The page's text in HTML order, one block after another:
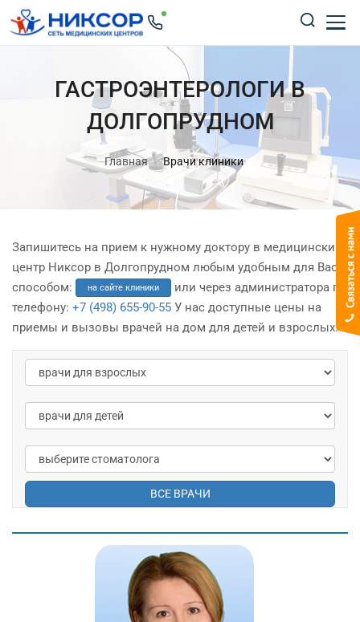
ГАСТРОЭНТЕРОЛОГИ В
ДОЛГОПРУДНОМ
Главная Врачи клиники
Запишитесь на прием к нужному доктору в медицинский
центр Никсор в Долгопрудном любым удобным для Вас
способом:
на сайте клиники
или через администратора по
телефону: +7 (498) 655-90-55 У нас доступные цены на
приемы и вызовы врачей на дом для детей и взрослых.
ВСЕ ВРАЧИ